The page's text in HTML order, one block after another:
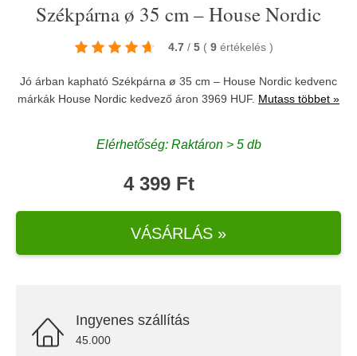
Székpárna ø 35 cm – House Nordic
4.7 / 5 ( 9 értékelés )
Jó árban kapható Székpárna ø 35 cm – House Nordic kedvenc
márkák House Nordic kedvező áron 3969 HUF. Mutass többet »
Elérhetőség: Raktáron > 5 db
4 399 Ft
VÁSÁRLÁS »
Ingyenes szállítás
45.000